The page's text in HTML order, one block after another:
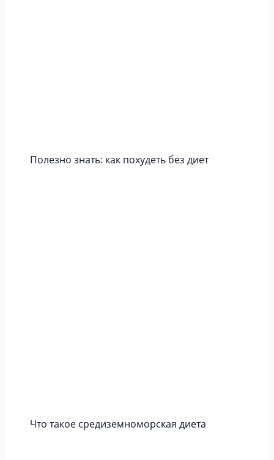
Полезно знать: как похудеть без диет
Что такое средиземноморская диета